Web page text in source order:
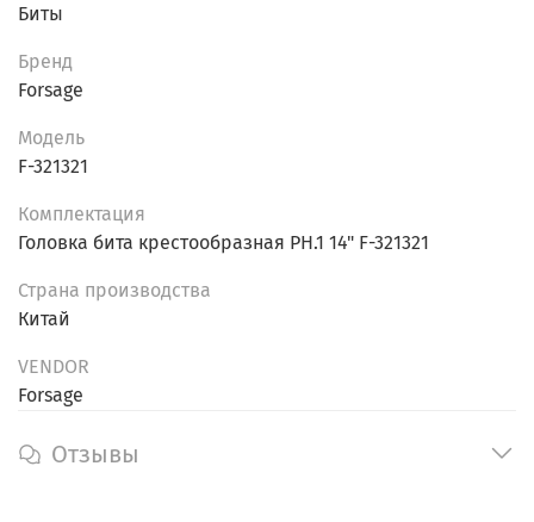
Биты
Бренд
Forsage
Модель
F-321321
Комплектация
Головка бита крестообразная PH.1 14" F-321321
Страна производства
Китай
VENDOR
Forsage
Отзывы